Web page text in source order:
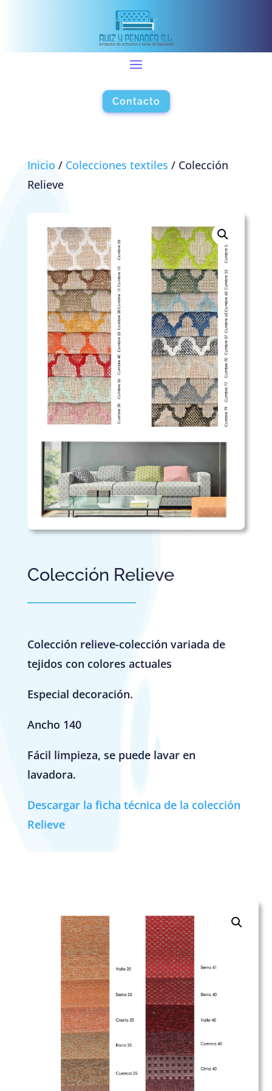
Contacto
Inicio / Colecciones textiles / Colección
Relieve
Colección Relieve
Colección relieve-colección variada de
tejidos con colores actuales
Especial decoración.
Ancho 140
Fácil limpieza, se puede lavar en
lavadora.
Descargar la ficha técnica de la colección
Relieve